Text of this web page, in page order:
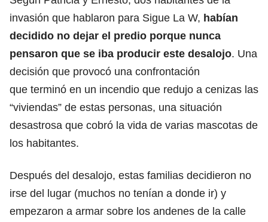
invasión que hablaron para Sigue La W, habían
decidido no dejar el predio porque nunca
pensaron que se iba producir este desalojo. Una
decisión que provocó una confrontación
que terminó en un incendio que redujo a cenizas las
“viviendas” de estas personas, una situación
desastrosa que cobró la vida de varias mascotas de
los habitantes.
Después del desalojo, estas familias decidieron no
irse del lugar (muchos no tenían a donde ir) y
empezaron a armar sobre los andenes de la calle